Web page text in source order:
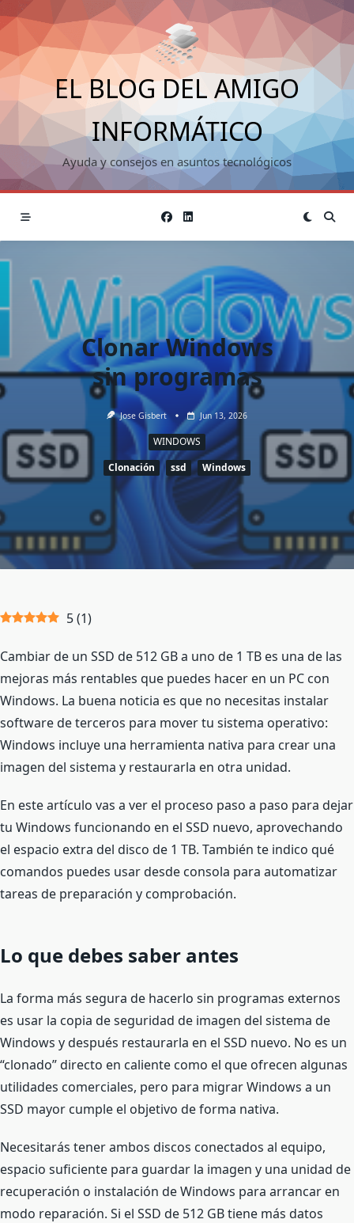
Saltar
al
contenido
EL BLOG DEL AMIGO
INFORMÁTICO
Ayuda y consejos en asuntos tecnológicos
Clonar Windows
sin programas
Jose Gisbert Jun 13, 2026
WINDOWS
Clonación
ssd Windows
5(1)
Cambiar de un SSD de 512 GB a uno de 1 TB es una de las
mejoras más rentables que puedes hacer en un PC con
Windows. La buena noticia es que no necesitas instalar
software de terceros para mover tu sistema operativo:
Windows incluye una herramienta nativa para crear una
imagen del sistema y restaurarla en otra unidad.
En este artículo vas a ver el proceso paso a paso para dejar
tu Windows funcionando en el SSD nuevo, aprovechando
el espacio extra del disco de 1 TB. También te indico qué
comandos puedes usar desde consola para automatizar
tareas de preparación y comprobación.
Lo que debes saber antes
La forma más segura de hacerlo sin programas externos
es usar la copia de seguridad de imagen del sistema de
Windows y después restaurarla en el SSD nuevo. No es un
“clonado” directo en caliente como el que ofrecen algunas
utilidades comerciales, pero para migrar Windows a un
SSD mayor cumple el objetivo de forma nativa.
Necesitarás tener ambos discos conectados al equipo,
espacio suficiente para guardar la imagen y una unidad de
recuperación o instalación de Windows para arrancar en
modo reparación. Si el SSD de 512 GB tiene más datos